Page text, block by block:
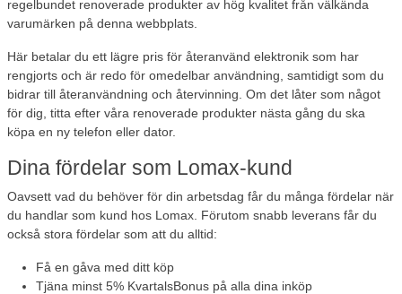
regelbundet renoverade produkter av hög kvalitet från välkända
varumärken på denna webbplats.
Här betalar du ett lägre pris för återanvänd elektronik som har
rengjorts och är redo för omedelbar användning, samtidigt som du
bidrar till återanvändning och återvinning. Om det låter som något
för dig, titta efter våra renoverade produkter nästa gång du ska
köpa en ny telefon eller dator.
Dina fördelar som Lomax-kund
Oavsett vad du behöver för din arbetsdag får du många fördelar när
du handlar som kund hos Lomax. Förutom snabb leverans får du
också stora fördelar som att du alltid:
Få en gåva med ditt köp
Tjäna minst 5% KvartalsBonus på alla dina inköp